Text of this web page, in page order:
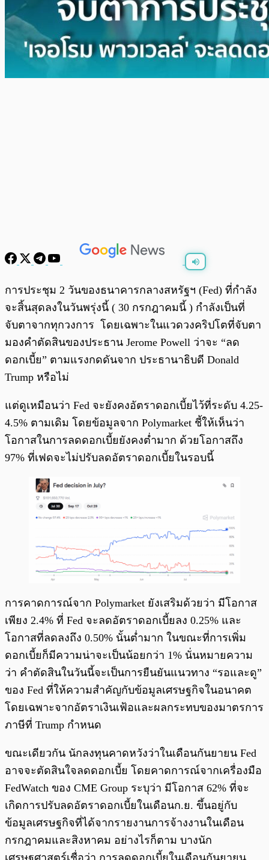
/0:00
การประชุม 2 วันของธนาคารกลางสหรัฐฯ (Fed) ที่กำลัง
จะสิ้นสุดลงในวันพรุ่งนี้ ( 30 กรกฎาคมนี้ ) กำลังเป็นที่
จับตาจากทุกวงการ โดยเฉพาะในแวดวงคริปโตที่จับตา
มองคำตัดสินของประธาน Jerome Powell ว่าจะ “ลด
ดอกเบี้ย” ตามแรงกดดันจาก ประธานาธิบดี Donald
Trump หรือไม่
แต่ดูเหมือนว่า Fed จะยังคงอัตราดอกเบี้ยไว้ที่ระดับ 4.25-
4.5% ตามเดิม โดยข้อมูลจาก Polymarket ชี้ให้เห็นว่า
โอกาสในการลดดอกเบี้ยยังคงต่ำมาก ด้วยโอกาสถึง
97% ที่เฟดจะไม่ปรับลดอัตราดอกเบี้ยในรอบนี้
การคาดการณ์จาก Polymarket ยังเสริมด้วยว่า มีโอกาส
เพียง 2.4% ที่ Fed จะลดอัตราดอกเบี้ยลง 0.25% และ
โอกาสที่ลดลงถึง 0.50% นั้นต่ำมาก ในขณะที่การเพิ่ม
ดอกเบี้ยก็มีความน่าจะเป็นน้อยกว่า 1% นั่นหมายความ
ว่า คำตัดสินในวันนี้จะเป็นการยืนยันแนวทาง “รอและดู”
ของ Fed ที่ให้ความสำคัญกับข้อมูลเศรษฐกิจในอนาคต
โดยเฉพาะจากอัตราเงินเฟ้อและผลกระทบของมาตรการ
ภาษีที่ Trump กำหนด
ขณะเดียวกัน นักลงทุนคาดหวังว่าในเดือนกันยายน Fed
อาจจะตัดสินใจลดดอกเบี้ย โดยคาดการณ์จากเครื่องมือ
FedWatch ของ CME Group ระบุว่า มีโอกาส 62% ที่จะ
เกิดการปรับลดอัตราดอกเบี้ยในเดือนก.ย. ขึ้นอยู่กับ
ข้อมูลเศรษฐกิจที่ได้จากรายงานการจ้างงานในเดือน
กรกฎาคมและสิงหาคม อย่างไรก็ตาม บางนัก
เศรษฐศาสตร์เชื่อว่า การลดดอกเบี้ยในเดือนกันยายน